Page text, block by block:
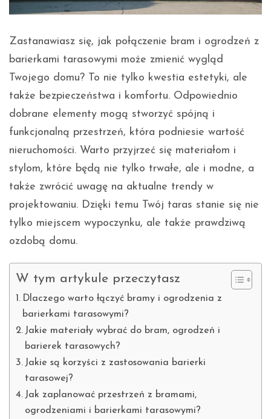
Zastanawiasz się, jak połączenie bram i ogrodzeń z
barierkami tarasowymi może zmienić wygląd
Twojego domu? To nie tylko kwestia estetyki, ale
także bezpieczeństwa i komfortu. Odpowiednio
dobrane elementy mogą stworzyć spójną i
funkcjonalną przestrzeń, która podniesie wartość
nieruchomości. Warto przyjrzeć się materiałom i
stylom, które będą nie tylko trwałe, ale i modne, a
także zwrócić uwagę na aktualne trendy w
projektowaniu. Dzięki temu Twój taras stanie się nie
tylko miejscem wypoczynku, ale także prawdziwą
ozdobą domu.
W tym artykule przeczytasz
Dlaczego warto łączyć bramy i ogrodzenia z
barierkami tarasowymi?
Jakie materiały wybrać do bram, ogrodzeń i
barierek tarasowych?
Jakie są korzyści z zastosowania barierki
tarasowej?
Jak zaplanować przestrzeń z bramami,
ogrodzeniami i barierkami tarasowymi?